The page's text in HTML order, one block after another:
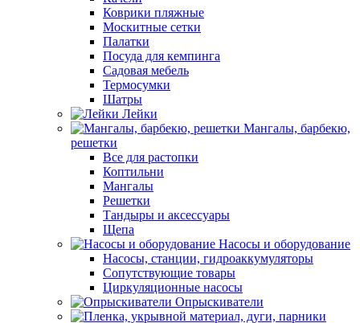
Коврики пляжные
Москитные сетки
Палатки
Посуда для кемпинга
Садовая мебель
Термосумки
Шатры
Лейки
Мангалы, барбекю,
решетки
Все для растопки
Коптильни
Мангалы
Решетки
Тандыры и аксессуары
Щепа
Насосы и оборудование
Насосы, станции, гидроаккумуляторы
Сопутствующие товары
Циркуляционные насосы
Опрыскиватели